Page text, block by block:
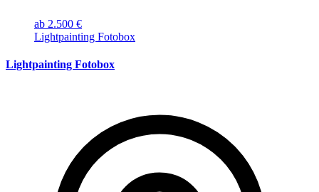
ab 2.500 €
Lightpainting Fotobox
Lightpainting Fotobox